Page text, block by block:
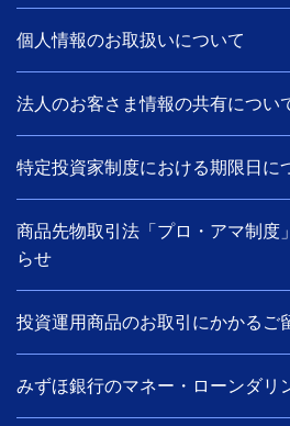
個人情報のお取扱いについて
法人のお客さま情報の共有につい
特定投資家制度における期限日に
商品先物取引法「プロ・アマ制度
らせ
投資運用商品のお取引にかかるご
みずほ銀行のマネー・ローンダリ